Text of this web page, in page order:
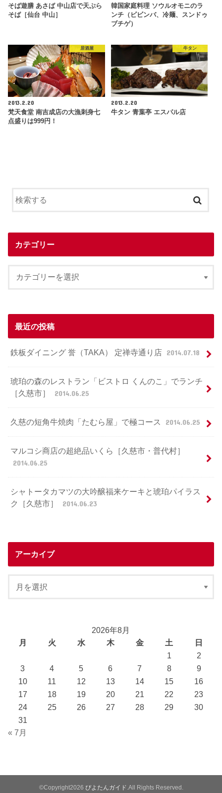
そば遊膳 あさば 中山店で天ぷら
そば［仙台 中山］
韓国家庭料理 ソウルオモニのラ
ンチ（ビビンバ、冷麺、スンドゥ
ブチゲ）
居酒屋
2013.2.20
梵天食堂 南吉成店の大漁刺身七
点盛りは999円！
牛タン
2013.2.20
牛タン 青葉亭 エスパル店
カテゴリー
最近の投稿
鉄板ダイニング 誉（TAKA） 定禅寺通り店 2014.07.18
琥珀の森のレストラン「ビストロ くんのこ」でランチ
［久慈市］
2014.06.25
久慈の短角牛焼肉「たむら屋」で極コース 2014.06.25
マルコシ商店の超絶品いくら［久慈市・普代村］
2014.06.25
シャトータカマツの大吟醸福来ケーキと琥珀パイラス
ク［久慈市］
2014.06.23
アーカイブ
2026年8月
月
火 水 木 金 土
日
1
2
3
4 5 6 7 8
9
10
11 12 13 14 15
16
17
18 19 20 21 22
23
24
25 26 27 28 29
30
31
« 7月
©Copyright2026 ぴよたんガイド .All Rights Reserved.